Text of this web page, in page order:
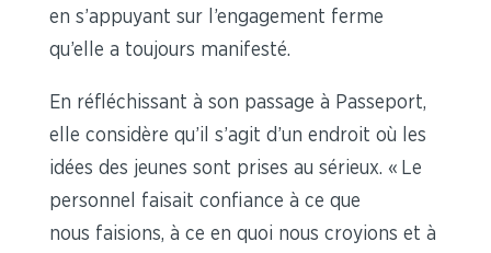
en s’appuyant sur l’engagement ferme
qu’elle a toujours manifesté.
En réfléchissant à son passage à Passeport,
elle considère qu’il s’agit d’un endroit où les
idées des jeunes sont prises au sérieux. « Le
personnel faisait confiance à ce que
nous faisions, à ce en quoi nous croyions et à